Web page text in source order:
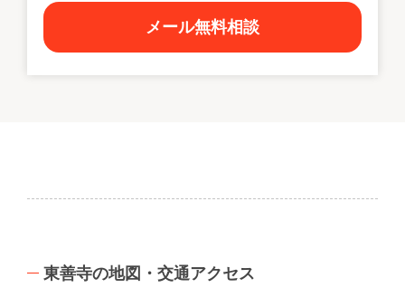
メール無料相談
東善寺の地図・交通アクセス